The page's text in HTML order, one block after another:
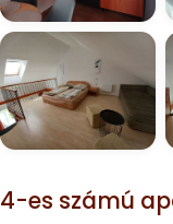
4-es számú